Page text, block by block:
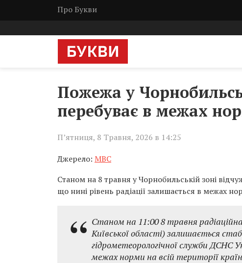
Про Букви
Пожежа у
перебуває в межах
П’ятниця, 8 Травня, 2026 в 14:25
Джерело: МВС
Станом на 8 травня у Чорнобильській зоні
що нині рівень радіації залишається в межах
Станом на 11:00 8 травня
Київської області) залишається
гідрометеорологічної служби ДСНС
межах норми на всій території